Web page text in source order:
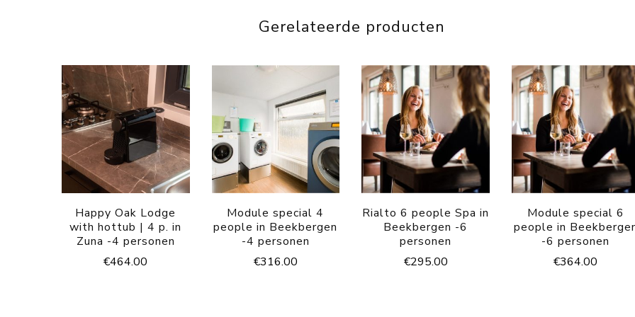
Gerelateerde producten
Happy Oak Lodge
with hottub | 4 p. in
Zuna -4 personen
€464.00
Module special 4
people in Beekbergen
-4 personen
€316.00
Rialto 6 people Spa in
Beekbergen -6
personen
€295.00
Module special 6
people in
-6 personen
€364.00